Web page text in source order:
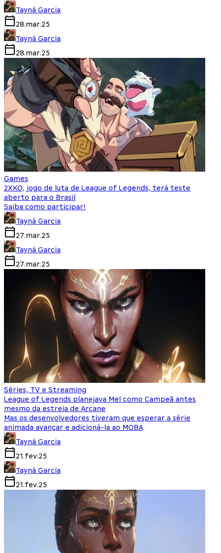
Tayná Garcia
28.mar.25
Tayná Garcia
28.mar.25
Games
2XKO, jogo de luta de League of Legends, terá teste
aberto para o Brasil
Saiba como participar!
Tayná Garcia
27.mar.25
Tayná Garcia
27.mar.25
Séries, TV e Streaming
League of Legends planejava Mel como Campeã antes
mesmo da estreia de Arcane
Mas os desenvolvedores tiveram que esperar a série
animada avançar e adicioná-la ao MOBA
Tayná Garcia
21.fev.25
Tayná Garcia
21.fev.25